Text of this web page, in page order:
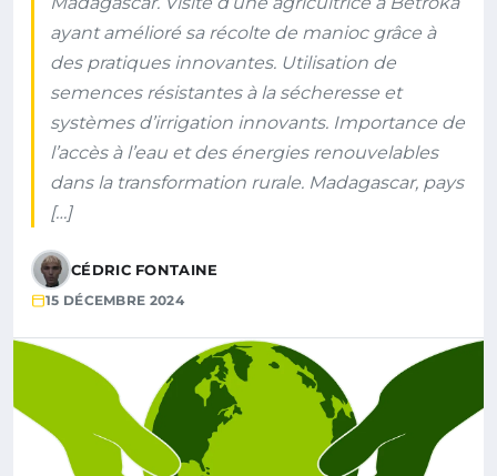
ayant amélioré sa récolte de manioc grâce à
des pratiques innovantes. Utilisation de
semences résistantes à la sécheresse et
systèmes d’irrigation innovants. Importance de
l’accès à l’eau et des énergies renouvelables
dans la transformation rurale. Madagascar, pays
[…]
CÉDRIC FONTAINE
15 DÉCEMBRE 2024